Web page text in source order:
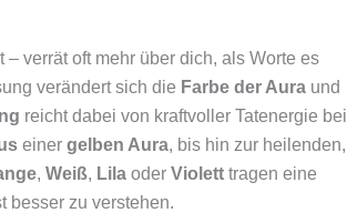
verrät oft mehr über dich, als Worte es
verändert sich die Farbe der Aura und
reicht dabei von kraftvoller Tatenergie bei
einer gelben Aura, bis hin zur heilenden,
, Weiß, Lila oder Violett tragen eine
besser zu verstehen.